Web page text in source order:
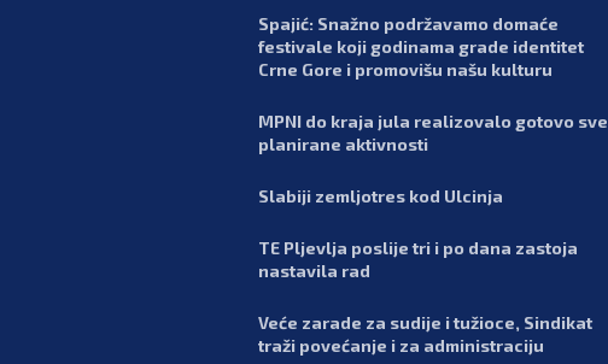
Spajić: Snažno podržavamo domaće
festivale koji godinama grade identitet
Crne Gore i promovišu našu kulturu
MPNI do kraja jula realizovalo gotovo sve
planirane aktivnosti
Slabiji zemljotres kod Ulcinja
TE Pljevlja poslije tri i po dana zastoja
nastavila rad
Veće zarade za sudije i tužioce, Sindikat
traži povećanje i za administraciju